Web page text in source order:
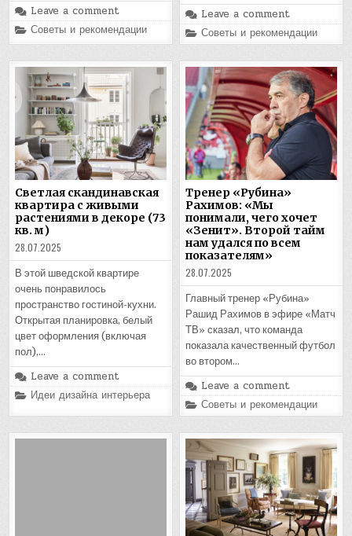
Leave a comment
Posted
Советы и рекомендации
Leave a comment
Posted
in
Советы и рекомендации
Светлая скандинавская
квартира с живыми
растениями в декоре (73
кв. м)
28.07.2025
В этой шведской квартире
очень понравилось
пространство гостиной-кухни.
Открытая планировка, белый
цвет оформления (включая
пол),…
Leave a comment
Posted
in
Идеи дизайна интерьера
Тренер «Рубина»
Рахимов: «Мы
понимали, чего хочет
«Зенит». Второй тайм
нам удался по всем
показателям»
28.07.2025
Главный тренер «Рубина»
Рашид Рахимов в эфире «Матч
ТВ» сказал, что команда
показала качественный футбол
во втором…
Leave a comment
Posted
in
Советы и рекомендации